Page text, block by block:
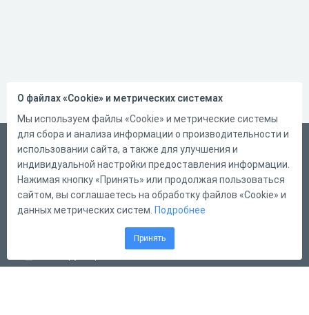
Справка
Форма обратной связи
Контакты
О файлах «Cookie» и метрических системах
Мы используем файлы «Cookie» и метрические системы
для сбора и анализа информации о производительности и
использовании сайта, а также для улучшения и
индивидуальной настройки предоставления информации.
Нажимая кнопку «Принять» или продолжая пользоваться
сайтом, вы соглашаетесь на обработку файлов «Cookie» и
данных метрических систем. Подробнее
Принять